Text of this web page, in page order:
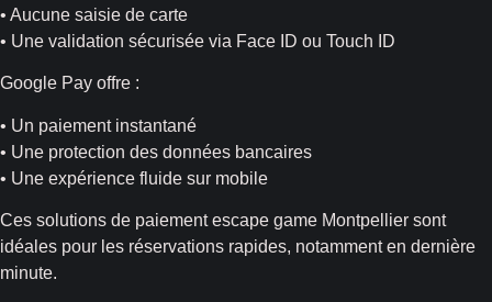
• Aucune saisie de carte
• Une validation sécurisée via Face ID ou Touch ID
Google Pay offre :
• Un paiement instantané
• Une protection des données bancaires
• Une expérience fluide sur mobile
Ces solutions de paiement escape game Montpellier sont
idéales pour les réservations rapides, notamment en dernière
minute.